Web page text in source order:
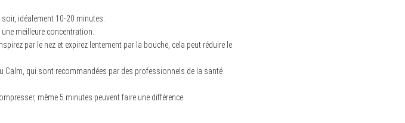
idéalement 10-20 minutes.
meilleure concentration.
par le nez et expirez lentement par la bouche, cela peut réduire le
qui sont recommandées par des professionnels de la santé
même 5 minutes peuvent faire une différence.